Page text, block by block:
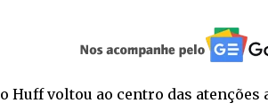
Huff voltou ao centro das